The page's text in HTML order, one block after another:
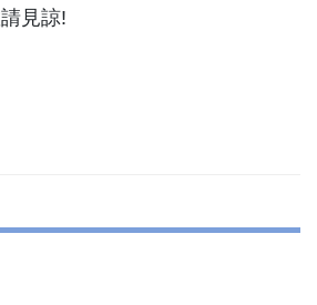
見諒!